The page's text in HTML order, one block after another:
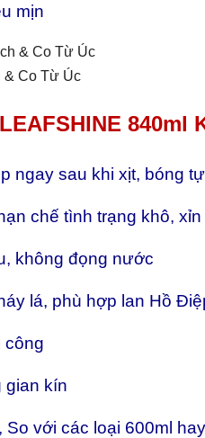
mịn
& Co Từ Úc
840ml
ngay sau khi xịt, bóng
chế tình trạng khô, xỉn
không đọng nước
lá, phù hợp lan Hồ
công
gian kín
với các loại 600ml